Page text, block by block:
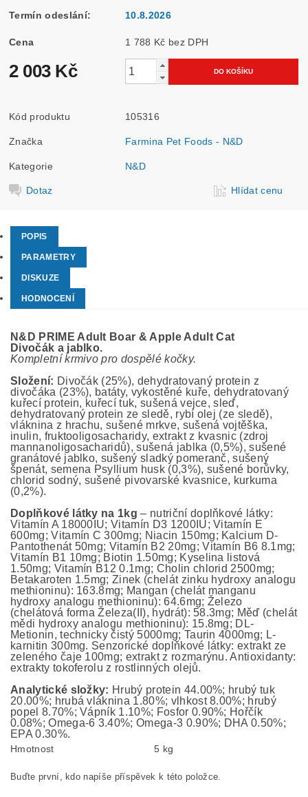
Termín odeslání: 10.8.2026
Cena 1 788 Kč bez DPH
2 003 Kč
Kód produktu 105316
Značka Farmina Pet Foods - N&D
Kategorie N&D
Dotaz Hlídat cenu
POPIS
PARAMETRY
DISKUZE
HODNOCENÍ
N&D PRIME Adult Boar & Apple Adult Cat
Divočák a jablko.
Kompletní krmivo pro dospělé kočky.
Složení: Divočák (25%), dehydratovaný protein z
divočáka (23%), batáty, vykostěné kuře, dehydratovaný
kuřecí protein, kuřecí tuk, sušená vejce, sleď,
dehydratovaný protein ze sledě, rybí olej (ze sledě),
vláknina z hrachu, sušené mrkve, sušená vojtěška,
inulin, fruktooligosacharidy, extrakt z kvasnic (zdroj
mannanoligosacharidů), sušená jablka (0,5%), sušené
granátové jablko, sušený sladký pomeranč, sušený
špenát, semena Psyllium husk (0,3%), sušené borůvky,
chlorid sodný, sušené pivovarské kvasnice, kurkuma
(0,2%).
Doplňkové látky na 1kg– nutriční doplňkové látky:
Vitamín A 18000IU; Vitamín D3 1200IU; Vitamín E
600mg; Vitamín C 300mg; Niacin 150mg; Kalcium D-
Pantothenát 50mg; Vitamín B2 20mg; Vitamín B6 8.1mg;
Vitamín B1 10mg; Biotin 1.50mg; Kyselina listová
1.50mg; Vitamín B12 0.1mg; Cholin chlorid 2500mg;
Betakaroten 1.5mg; Zinek (chelát zinku hydroxy analogu
methioninu): 163.8mg; Mangan (chelát manganu
hydroxy analogu methioninu): 64.6mg; Železo
(chelátová forma Železa(II), hydrát): 58.3mg; Měď (chelát
mědi hydroxy analogu methioninu): 15.8mg; DL-
Metionin, technicky čistý 5000mg; Taurin 4000mg; L-
karnitin 300mg. Senzorické doplňkové látky: extrakt ze
zeleného čaje 100mg; extrakt z rozmarýnu. Antioxidanty:
extrakty tokoferolu z rostlinných olejů.
Analytické složky: Hrubý protein 44.00%; hrubý tuk
20.00%; hrubá vláknina 1.80%; vlhkost 8.00%; hrubý
popel 8.70%; Vápník 1.10%; Fosfor 0.90%; Hořčík
0.08%; Omega-6 3.40%; Omega-3 0.90%; DHA 0.50%;
EPA 0.30%.
Hmotnost 5 kg
Buďte první, kdo napíše příspěvek k této položce.